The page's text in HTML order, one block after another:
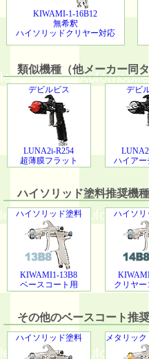
KIWAMI-1-16B12
無希釈
ハイソリッドクリヤー対応
類似機種（他メーカー同タ
デビルビス
LUNA2i-R254
超薄膜フラット
デビ
ハイアー
ハイソリッド塗料推奨機種
ハイソリッド塗料
KIWAMI1-13B8
ベースコート用
ハイソリ
クリヤー
その他のベースコート推
ハイソリッド塗料 メタリッ